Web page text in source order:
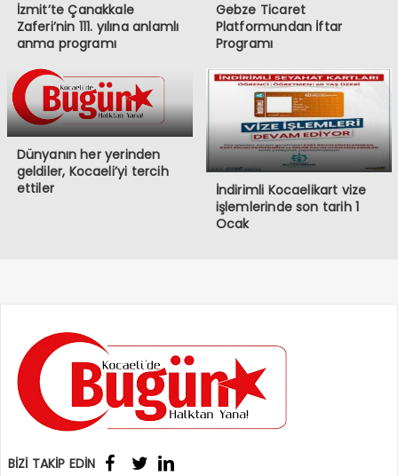
İzmit’te Çanakkale
Zaferi’nin 111. yılına anlamlı
anma programı
Gebze Ticaret
Platformundan İftar
Programı
Dünyanın her yerinden
geldiler, Kocaeli’yi tercih
ettiler
İndirimli Kocaelikart vize
işlemlerinde son tarih 1
Ocak
BİZİ TAKİP EDİN